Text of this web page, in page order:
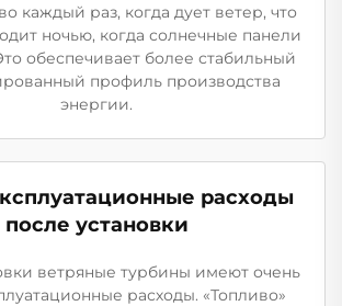
каждый раз, когда дует ветер, что
ночью, когда солнечные панели
обеспечивает более стабильный
профиль производства
энергии.
расходы
после установки
ветряные турбины имеют очень
расходы. «Топливо»